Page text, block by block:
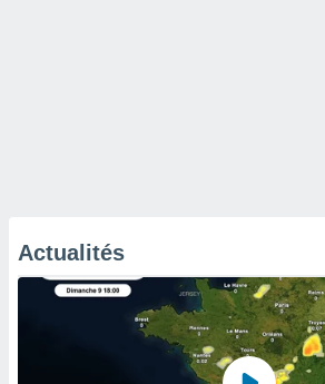
Actualités